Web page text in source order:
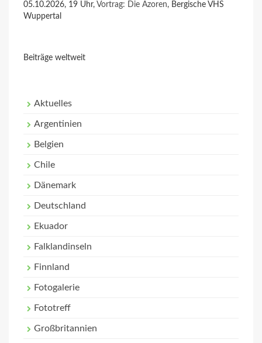
05.10.2026, 19 Uhr, Vortrag: Die Azoren, Bergische VHS
Wuppertal
Beiträge weltweit
Aktuelles
Argentinien
Belgien
Chile
Dänemark
Deutschland
Ekuador
Falklandinseln
Finnland
Fotogalerie
Fototreff
Großbritannien